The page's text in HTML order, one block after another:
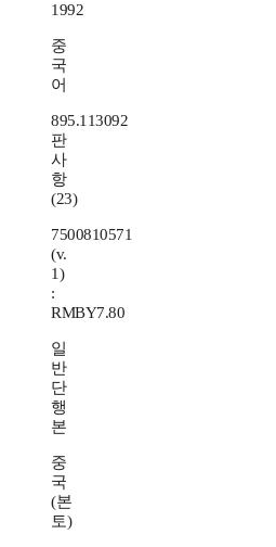
1992
중
국
어
895.113092
판
사
항
(23)
7500810571
(v.
1)
:
RMBY7.80
일
반
단
행
본
중
국
(본
토)